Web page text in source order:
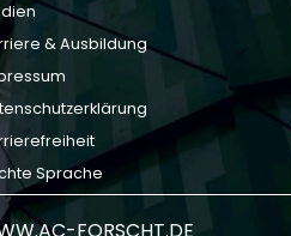
& Ausbildung
Sprache